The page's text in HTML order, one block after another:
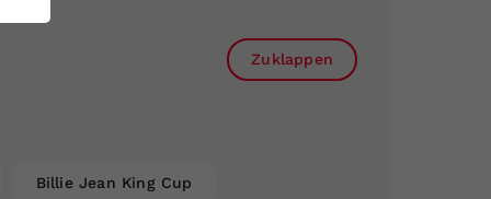
Zuklappen
Billie Jean King Cup